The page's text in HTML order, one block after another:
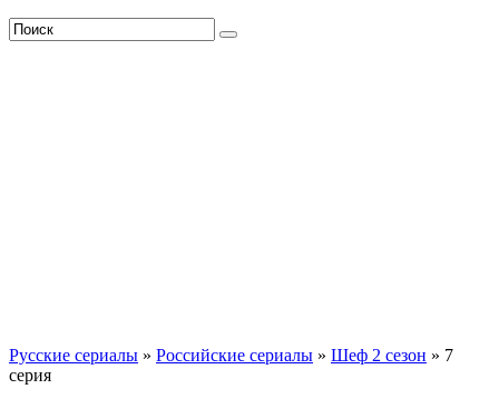
Русские сериалы » Российские сериалы » Шеф 2 сезон » 7
серия